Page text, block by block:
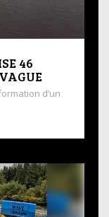
46
d’un